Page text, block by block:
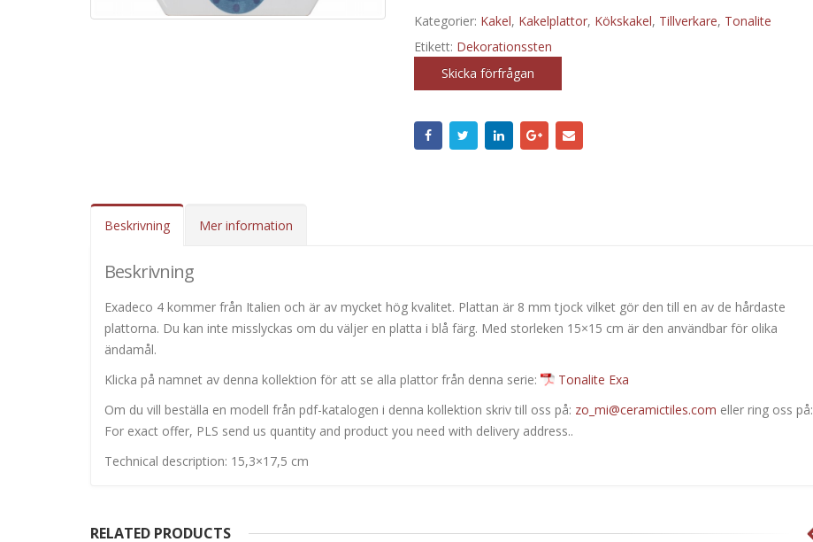
Kategorier: Kakel, Kakelplattor, Kökskakel, Tillverkare, Tonalite
Etikett: Dekorationssten
Skicka förfrågan
Beskrivning Mer information
Beskrivning
Exadeco 4 kommer från Italien och är av mycket hög kvalitet. Plattan är 8 mm tjock vilket gör den till en av de hårdaste
plattorna. Du kan inte misslyckas om du väljer en platta i blå färg. Med storleken 15×15 cm är den användbar för olika
ändamål.
Klicka på namnet av denna kollektion för att se alla plattor från denna serie:
Tonalite Exa
Om du vill beställa en modell från pdf-katalogen i denna kollektion skriv till oss på: zo_mi@ceramictiles.com eller ring oss på:
For exact offer, PLS send us quantity and product you need with delivery address..
Technical description: 15,3×17,5 cm
RELATED PRODUCTS